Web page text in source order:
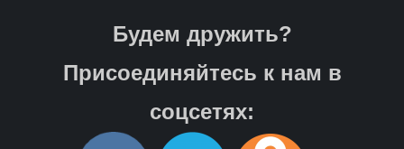
Будем дружить?
Присоединяйтесь к нам в
соцсетях: